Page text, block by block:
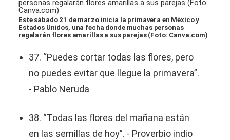
Este sábado 21 de marzo inicia la primavera en México y
Estados Unidos, una fecha donde muchas personas
regalarán flores amarillas a sus parejas (Foto: Canva.com)
37. “Puedes cortar todas las flores, pero
no puedes evitar que llegue la primavera”.
- Pablo Neruda
38. “Todas las flores del mañana están
en las semillas de hoy”. - Proverbio indio